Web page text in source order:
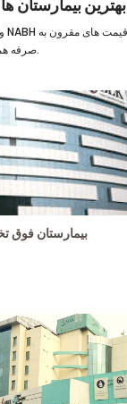
بهترین بیمارستان ها
صرفه همراه با بهترین کادر پزشکی.
بیمارستان